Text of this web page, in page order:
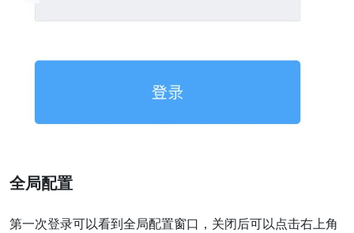
全局配置
第一次登录可以看到全局配置窗口，关闭后可以点击右上角